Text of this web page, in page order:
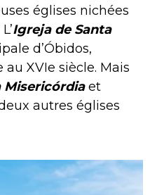
églises nichées
Igreja de Santa
d’Óbidos,
XVIe siècle. Mais
Misericórdia et
autres églises